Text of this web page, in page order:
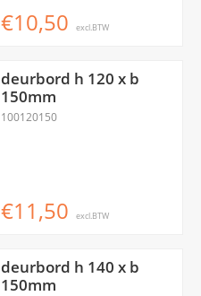
€10,50 excl.BTW
deurbord h 120 x b
150mm
100120150
€11,50 excl.BTW
deurbord h 140 x b
150mm